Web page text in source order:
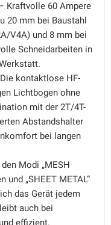
Kraftvolle 60 Ampere
20 mm bei Baustahl
V4A) und 8 mm bei
Schneidarbeiten in
Die kontaktlose HF-
Lichtbogen ohne
mit der 2T/4T-
Abstandshalter
bei langen
Modi „MESH
und „SHEET METAL“
das Gerät jedem
auch bei
effizient.